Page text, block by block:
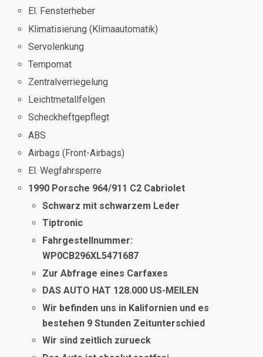
El. Fensterheber
Klimatisierung (Klimaautomatik)
Servolenkung
Tempomat
Zentralverriegelung
Leichtmetallfelgen
Scheckheftgepflegt
ABS
Airbags (Front-Airbags)
El. Wegfahrsperre
1990 Porsche 964/911 C2 Cabriolet
Schwarz mit schwarzem Leder
Tiptronic
Fahrgestellnummer:
WP0CB296XL5471687
Zur Abfrage eines Carfaxes
DAS AUTO HAT 128.000 US-MEILEN
Wir befinden uns in Kalifornien und es
bestehen 9 Stunden Zeitunterschied
Wir sind zeitlich zurueck